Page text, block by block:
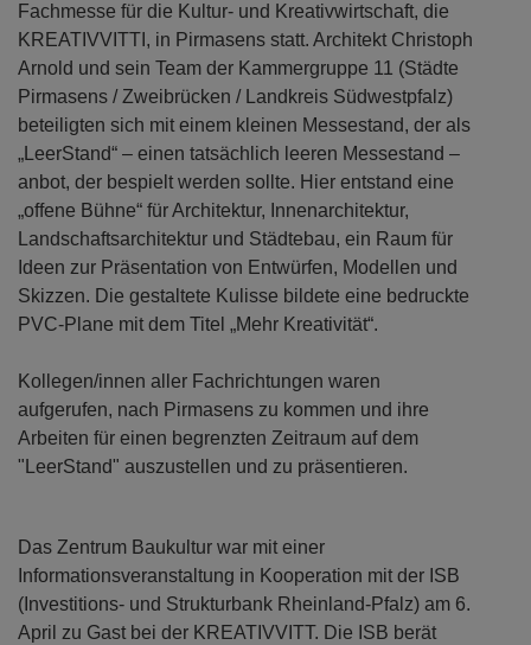
Fachmesse für die Kultur- und Kreativwirtschaft, die
KREATIVVITTI, in Pirmasens statt. Architekt Christoph
Arnold und sein Team der Kammergruppe 11 (Städte
Pirmasens / Zweibrücken / Landkreis Südwestpfalz)
beteiligten sich mit einem kleinen Messestand, der als
„LeerStand“ – einen tatsächlich leeren Messestand –
anbot, der bespielt werden sollte. Hier entstand eine
„offene Bühne“ für Architektur, Innenarchitektur,
Landschaftsarchitektur und Städtebau, ein Raum für
Ideen zur Präsentation von Entwürfen, Modellen und
Skizzen. Die gestaltete Kulisse bildete eine bedruckte
PVC-Plane mit dem Titel „Mehr Kreativität“.
Kollegen/innen aller Fachrichtungen waren
aufgerufen, nach Pirmasens zu kommen und ihre
Arbeiten für einen begrenzten Zeitraum auf dem
"LeerStand" auszustellen und zu präsentieren.
Das Zentrum Baukultur war mit einer
Informationsveranstaltung in Kooperation mit der ISB
(Investitions- und Strukturbank Rheinland-Pfalz) am 6.
April zu Gast bei der KREATIVVITT. Die ISB berät